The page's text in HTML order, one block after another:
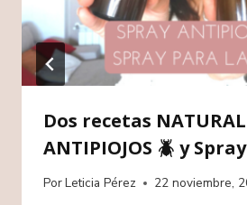
Dos recetas
ANTIPIOJOS 🪲 y
PorLeticia Pérez 22 noviembre,